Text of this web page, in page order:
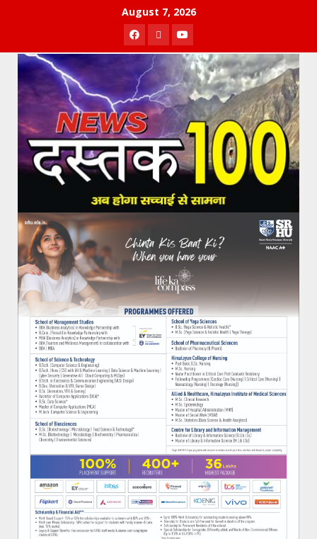
August 7, 2026
Facebook
TwitterYoutube